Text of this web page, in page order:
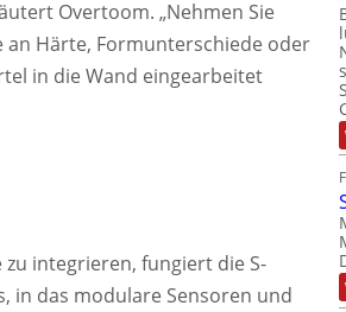
Overtoom. „Nehmen Sie
an Härte, Formunterschiede oder
in die Wand eingearbeitet
integrieren, fungiert die S-
in das modulare Sensoren und